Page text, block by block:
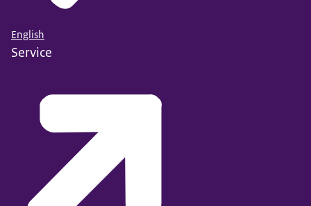
English
Service